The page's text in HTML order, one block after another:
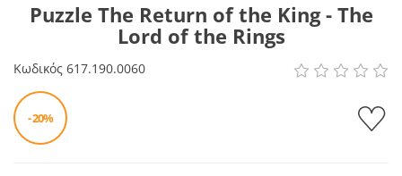
Puzzle The Return of the King - The
Lord of the Rings
Κωδικός 617.190.0060
- 20%